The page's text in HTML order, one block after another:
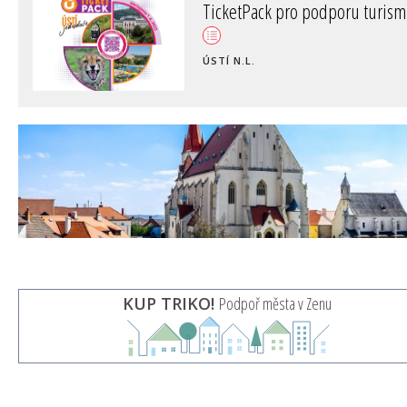
TicketPack pro podporu
ÚSTÍ N.L.
KUP TRIKO! Podpoř města v Zenu